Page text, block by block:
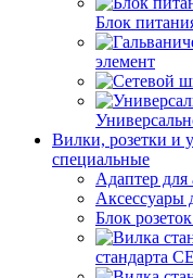
Блок
элемент
Вилки, розетки и
специальные
Адаптер для
Аксессуары
Блок
стандарта